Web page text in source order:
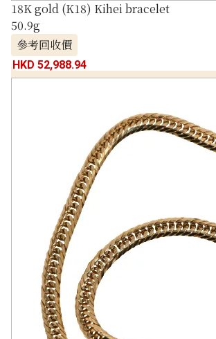
18K gold (K18) Kihei bracelet
50.9g
參考回收價
HKD 52,988.94